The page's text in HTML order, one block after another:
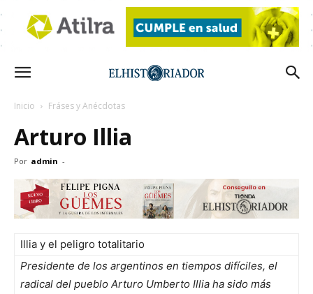
Inicio Fráses y Anécdotas
Arturo Illia
Por admin -
Illia y el peligro totalitario
Presidente de los argentinos en tiempos difíciles, el
radical del pueblo Arturo Umberto Illia ha sido más